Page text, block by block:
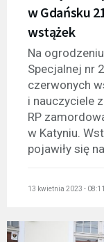
w Gdańsku
wstążek
Na
Specjalnej nr
czerwonych
i nauczyciele
RP
w Katyniu.
pojawiły się
13 kwietnia 2023 - 08:11